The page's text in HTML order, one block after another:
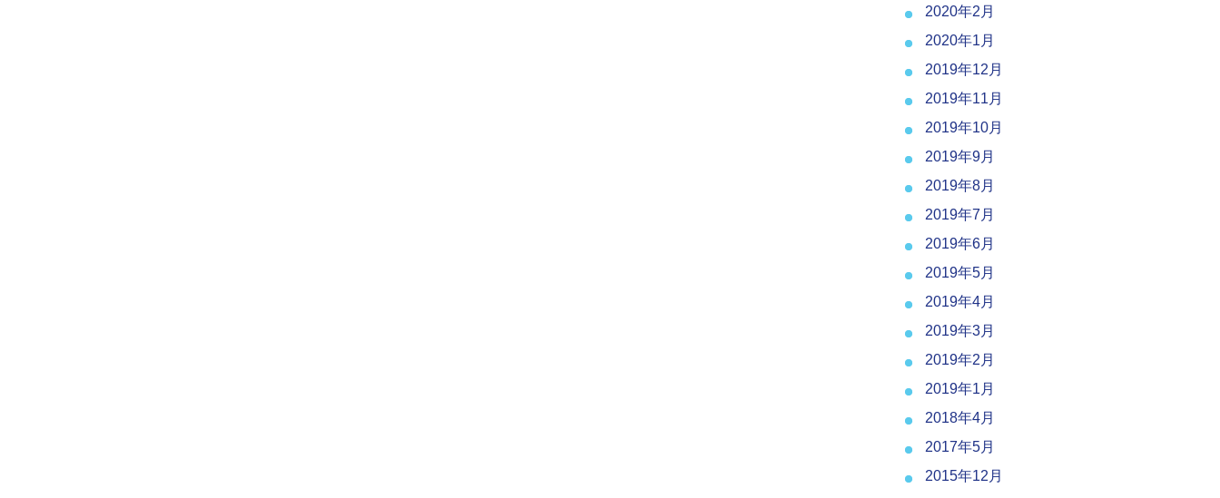
2020年2月
2020年1月
2019年12月
2019年11月
2019年10月
2019年9月
2019年8月
2019年7月
2019年6月
2019年5月
2019年4月
2019年3月
2019年2月
2019年1月
2018年4月
2017年5月
2015年12月